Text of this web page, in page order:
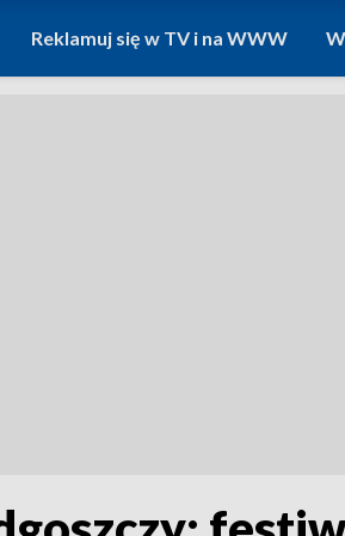
Reklamuj się w TV i na WWW